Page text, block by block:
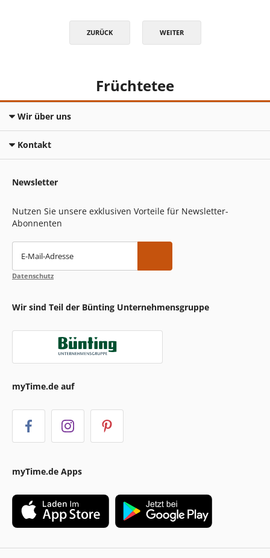
ZURÜCK WEITER
Früchtetee
Wir über uns
Kontakt
Newsletter
Nutzen Sie unsere exklusiven Vorteile für Newsletter-
Abonnenten
E-Mail-Adresse
Datenschutz
Wir sind Teil der Bünting Unternehmensgruppe
myTime.de auf
myTime.de Apps